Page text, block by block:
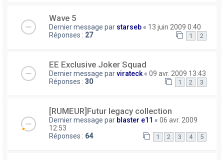
Wave 5
Dernier message par starseb « 13 juin 2009 0:40
Réponses : 27 1 2
EE Exclusive Joker Squad
Dernier message parvirateck « 09 avr. 2009 13:43
Réponses : 30 1 2 3
[RUMEUR]Futur legacy collection
Dernier message par blaster e11 « 06 avr. 2009
12:53
Réponses : 64 1 2 3 4 5